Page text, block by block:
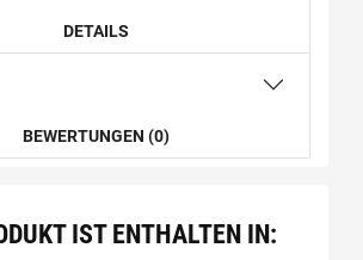
DETAILS
BEWERTUNGEN (0)
IST ENTHALTEN IN: